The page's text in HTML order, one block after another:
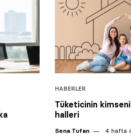
HABERLER
Tüketicinin
halleri
Sena Tufan 4 hafta